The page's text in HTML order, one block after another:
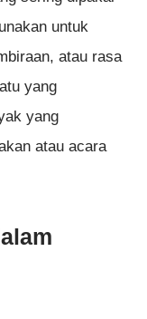
untuk
atau rasa
yang
yang
atau acara